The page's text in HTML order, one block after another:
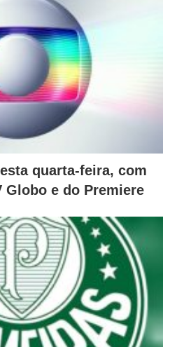
quarta-feira, com
Globo e do Premiere